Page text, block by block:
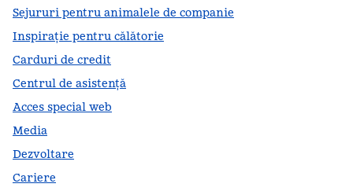
Sejururi pentru animalele de companie
Inspirație pentru călătorie
Carduri de credit
Centrul de asistență
Acces special web
Media
Dezvoltare
Cariere